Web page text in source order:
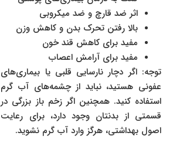
اثر ضد قارچ و ضد میکروبی
بالا رفتن تحرک بدن و کاهش وزن
مفید برای کاهش قند خون
مفید برای آرامش اعصاب
توجه: اگر دچار نارسایی قلبی یا بیماری‌های
عفونی هستید، نباید از چشمه‌های آب گرم
استفاده کنید. همچنین اگر زخم باز بزرگی در
قسمتی از بدنتان وجود دارد، برای رعایت
اصول بهداشتی، هرگز وارد آب گرم نشوید.